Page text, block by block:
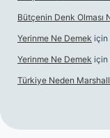
Bütçenin Denk Olması
Yerinme Ne Demek için
Yerinme Ne Demek için
Türkiye Neden Marshall